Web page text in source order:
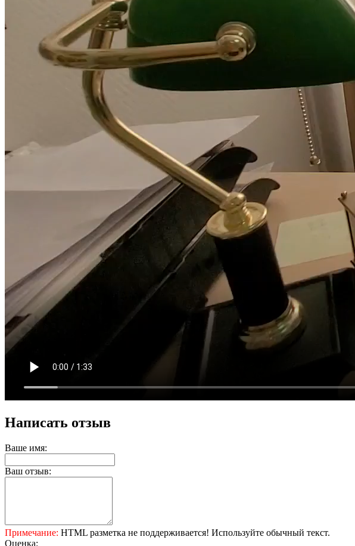
Написать отзыв
Ваше имя:
Ваш отзыв:
Примечание: HTML разметка не поддерживается! Используйте обычный текст.
Оценка: